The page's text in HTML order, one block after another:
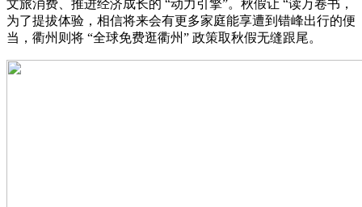
文旅消费、推进经济成长的 “动力引擎”。秋假让 “读万卷书，
为了提拔体验，相信将来会有更多家庭能享遭到错峰出行的便
当，衢州则将 “全球免费逛衢州” 政策取秋假无缝跟尾。